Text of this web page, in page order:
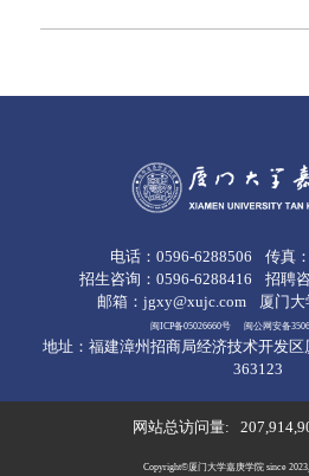
电话：0596-6288506
传真
招生咨询：0596-6288416
招聘
邮箱：jgxy@xujc.com
厦门大
闽ICP备05026660号 闽公网安备
地址：福建漳州招商局经济技术开发
363123
网站总访问量:
Copyright©厦门大学嘉庚学院 since